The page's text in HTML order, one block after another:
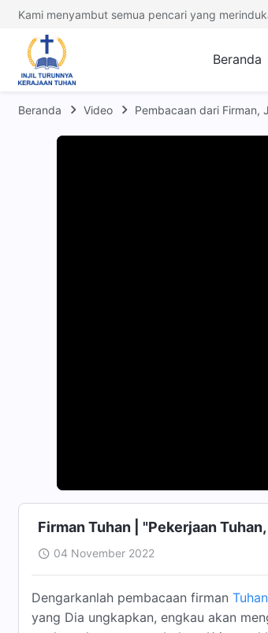
Kami menyambut semua pencari yang
Beranda
Beranda Video Pembacaan dari Firman,
Firman Tuhan | "Pekerjaan
04 November 2022
Dengarkanlah pembacaan firman
yang Dia ungkapkan, engkau akan